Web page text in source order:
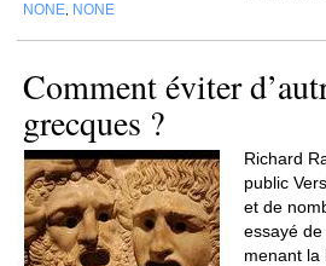
NONE NONE
Comment éviter
grecques ?
Richard
public
et de
essayé
menant la